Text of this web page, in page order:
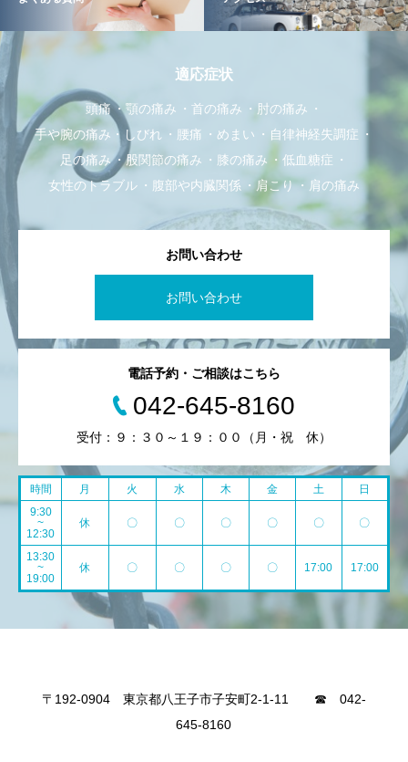
適応症状
頭痛 顎の痛み 首の痛み
肘の痛み
手や腕の痛み・しびれ
腰痛 めまい
自律神経失調症
足の痛み
股関節の痛み 膝の痛み
低血糖症
女性のトラブル
腹部や内臓関係 肩こり 肩の痛み
お問い合わせ
お問い合わせ
電話予約・ご相談はこちら
042-645-8160
受付：９：３０～１９：００（月・祝 休）
時間 月 火 水 木 金 土
日
9:30
~
12:30
休 〇 〇 〇 〇 〇 〇
13:30
~
19:00
休 〇 〇 〇 〇 17:00 17:00
〒192-0904 東京都八王子市子安町2-1-11 ☎ 042-
645-8160